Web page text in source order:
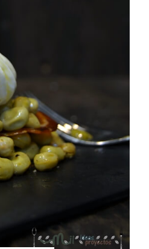
proyectos
Y SALSA